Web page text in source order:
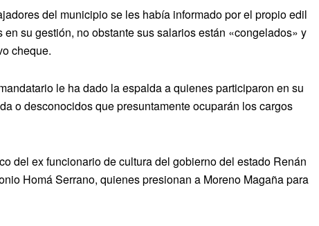
del municipio se les había informado por el propio edil
su gestión, no obstante sus salarios están «congelados» y
cheque.
le ha dado la espalda a quienes participaron en su
o desconocidos que presuntamente ocuparán los cargos
del ex funcionario de cultura del gobierno del estado Renán
Homá Serrano, quienes presionan a Moreno Magaña para